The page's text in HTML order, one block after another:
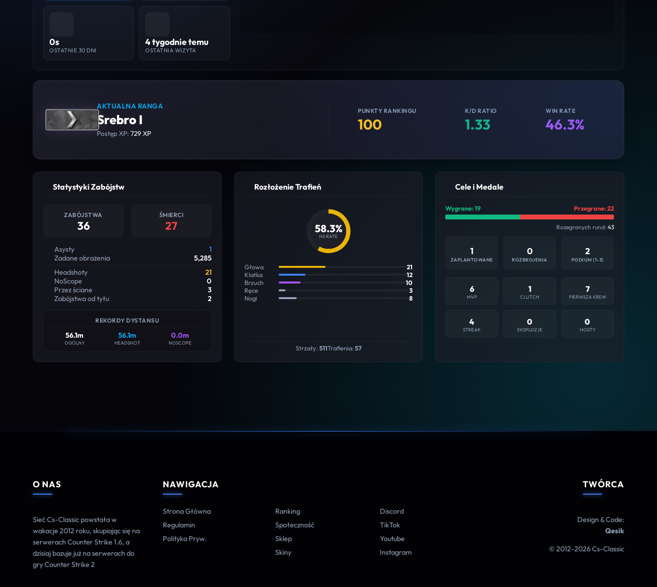
0s
OSTATNIE 30 DNI
4 tygodnie temu
OSTATNIA WIZYTA
AKTUALNA RANGA
Srebro I
Postęp XP:729 XP
PUNKTY RANKINGU
100
K/D RATIO
1.33
WIN RATE
46.3%
Statystyki Zabójstw
ZABÓJSTWA
36
ŚMIERCI
27
Asysty
1
Zadane obrażenia
5,285
Headshoty
21
NoScope
0
Przez ściane
3
Zabójstwa od tyłu
2
REKORDY DYSTANSU
56.1m
OGÓLNY
56.1m
HEADSHOT
0.0m
NOSCOPE
Rozłożenie Trafień
58.3%
HS RATE
Głowa
21
Klatka
12
Brzuch
10
Ręce
3
Nogi
8
Strzały:511Trafienia:57
Cele i Medale
Wygrane: 19 Przegrane: 22
Rozegranych rund: 43
1
ZAPLANTOWANE
0
ROZBROJENIA
2
PODIUM (1-3)
6
MVP
1
CLUTCH
7
PIERWSZA KREW
4
STREAK
0
EKSPLOZJE
0
HOSTY
O NAS
Sieć Cs-Classic powstała w
wakacje 2012 roku, skupiając się na
serwerach Counter Strike 1.6, a
dzisiaj bazuje już na serwerach do
gry Counter Strike 2
NAWIGACJA
Strona Główna
Regulamin
Polityka Pryw.
Ranking
Społeczność
Sklep
Skiny
Discord
TikTok
Youtube
Instagram
TWÓRCA
Design & Code:
Qesik
© 2012-2026 Cs-Classic